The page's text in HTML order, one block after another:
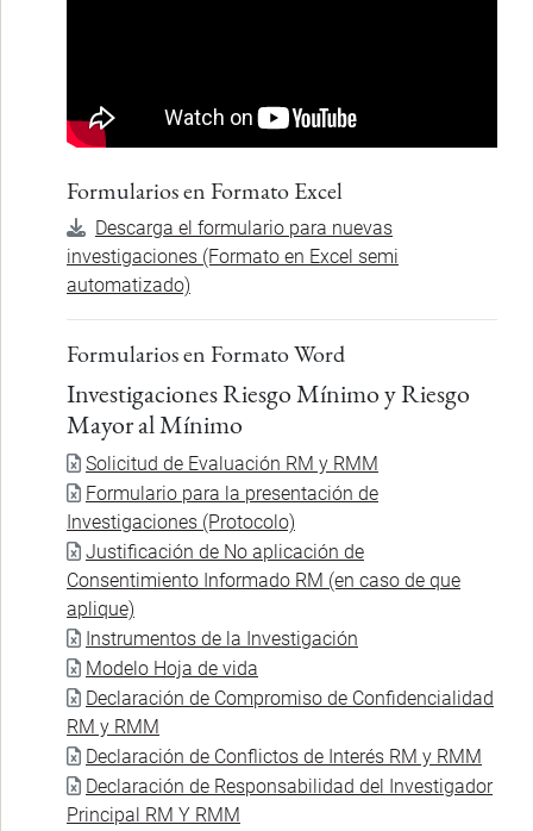
Formularios en Formato Excel
Descarga el formulario para nuevas
investigaciones (Formato en Excel semi
automatizado)
Formularios en Formato Word
Investigaciones Riesgo Mínimo y Riesgo
Mayor al Mínimo
Document
Solicitud de Evaluación RM y RMM
Document
Formulario para la presentación de
Investigaciones (Protocolo)
Document
Justificación de No aplicación de
Consentimiento Informado RM (en caso de que
aplique)
Document
Instrumentos de la Investigación
Document
Modelo Hoja de vida
Document
Declaración de Compromiso de Confidencialidad
RM y RMM
Document
Declaración de Conflictos de Interés RM y RMM
Document
Declaración de Responsabilidad del Investigador
Principal RM Y RMM